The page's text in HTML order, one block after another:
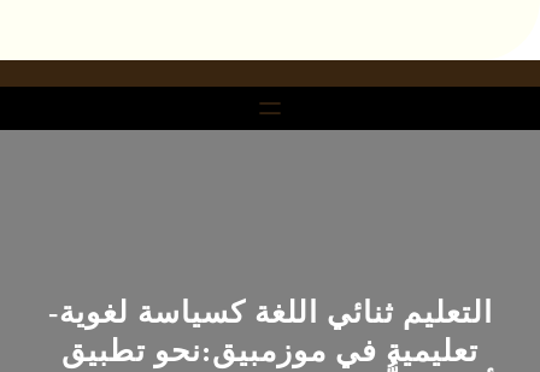
التعليم ثنائي اللغة كسياسة لغوية-
تعليمية في موزمبيق:نحو تطبيق